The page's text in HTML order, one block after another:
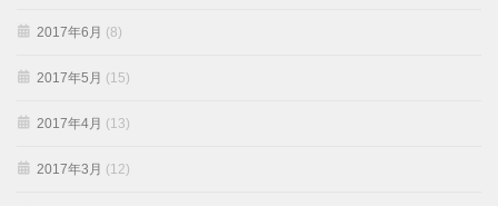
2017年6月 (8)
2017年5月 (15)
2017年4月 (13)
2017年3月 (12)